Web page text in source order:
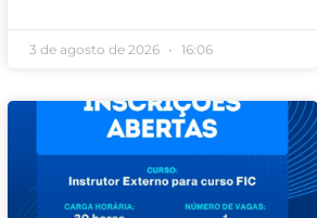
3 de agosto de 2026 16:06